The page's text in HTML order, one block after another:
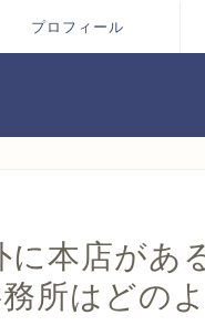
プロフィール
に本店があ
所はどの